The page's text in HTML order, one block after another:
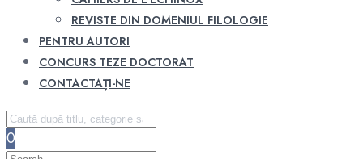
REVISTE DIN DOMENIUL FILOLOGIE
PENTRU AUTORI
CONCURS TEZE DOCTORAT
CONTACTAȚI-NE
0